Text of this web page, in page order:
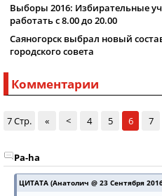
Выборы 2016: Избирательные
работать с 8.00 до 20.00
Саяногорск выбрал новый
городского совета
Комментарии
7 Стр. « < 4 5 6 7
Pa-ha
ЦИТАТА (Анатолич @ 23 Сентября